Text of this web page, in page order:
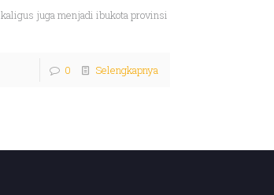
juga menjadi ibukota provinsi
0 Selengkapnya